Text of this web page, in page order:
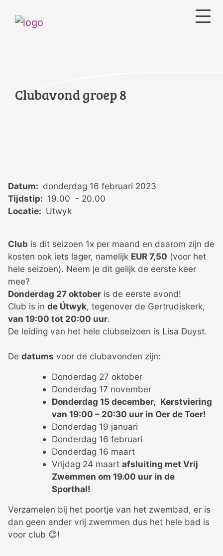
Clubavond groep 8
Datum: donderdag 16 februari 2023
Tijdstip: 19.00 - 20.00
Locatie: Utwyk
Club is dit seizoen 1x per maand en daarom zijn de
kosten ook iets lager, namelijk EUR 7,50 (voor het
hele seizoen). Neem je dit gelijk de eerste keer
mee?
Donderdag 27 oktober is de eerste avond!
Club is in de Útwyk, tegenover de Gertrudiskerk,
van 19:00 tot 20:00 uur.
De leiding van het hele clubseizoen is Lisa Duyst.
De datums voor de clubavonden zijn:
Donderdag 27 oktober
Donderdag 17 november
Donderdag 15 december, Kerstviering
van 19:00 – 20:30 uur in Oer de Toer!
Donderdag 19 januari
Donderdag 16 februari
Donderdag 16 maart
Vrijdag 24 maart afsluiting met Vrij
Zwemmen om 19.00 uur in de
Sporthal!
Verzamelen bij het poortje van het zwembad, er is
dan geen ander vrij zwemmen dus het hele bad is
voor club 😊!